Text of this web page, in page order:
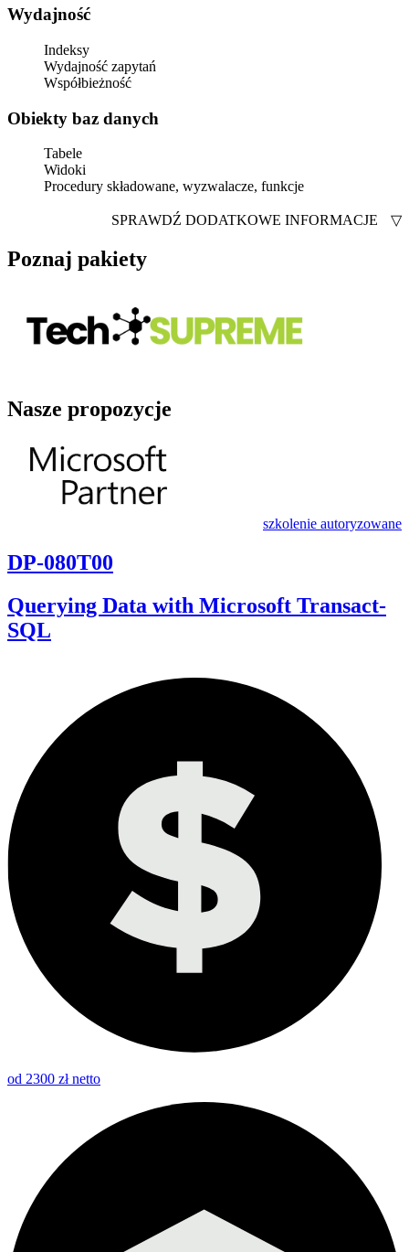
Wydajność
Indeksy
Wydajność zapytań
Współbieżność
Obiekty baz danych
Tabele
Widoki
Procedury składowane, wyzwalacze, funkcje
SPRAWDŹ DODATKOWE INFORMACJE ▽
Poznaj pakiety
Nasze propozycje
szkolenie autoryzowane
DP-080T00
Querying Data with Microsoft Transact-
SQL
od 2300 zł netto